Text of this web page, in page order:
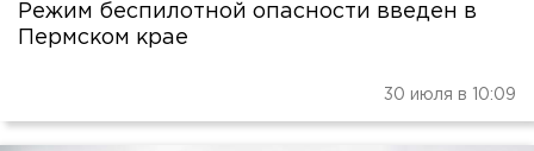
Режим беспилотной опасности введен в
Пермском крае
30 июля в 10:09